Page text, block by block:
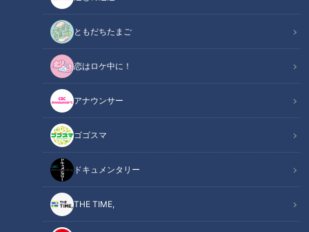
ともだちたまご
恋はロケ中に！
アナウンサー
ゴゴスマ
ドキュメンタリー
THE TIME,
CBCテレビ：画像「デララバ」
この記事の画像（全14枚）